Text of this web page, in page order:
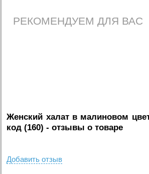
РЕКОМЕНДУЕМ ДЛЯ ВАС
Женский халат в малиновом
код (160) - отзывы о товаре
Добавить отзыв